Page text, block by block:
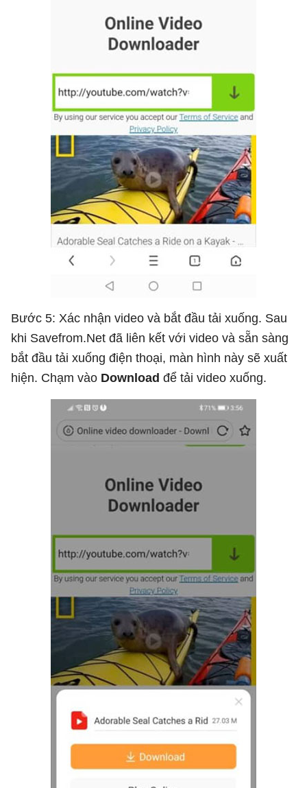
Bước 5: Xác nhận video và bắt đầu tải xuống. Sau
khi Savefrom.Net đã liên kết với video và sẵn sàng
bắt đầu tải xuống điện thoại, màn hình này sẽ xuất
hiện. Chạm vào Download để tải video xuống.